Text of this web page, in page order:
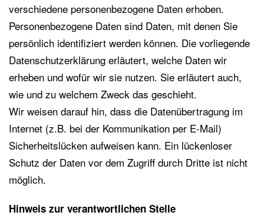
verschiedene personenbezogene Daten erhoben.
Personenbezogene Daten sind Daten, mit denen Sie
persönlich identifiziert werden können. Die vorliegende
Datenschutzerklärung erläutert, welche Daten wir
erheben und wofür wir sie nutzen. Sie erläutert auch,
wie und zu welchem Zweck das geschieht.
Wir weisen darauf hin, dass die Datenübertragung im
Internet (z.B. bei der Kommunikation per E-Mail)
Sicherheitslücken aufweisen kann. Ein lückenloser
Schutz der Daten vor dem Zugriff durch Dritte ist nicht
möglich.
Hinweis zur verantwortlichen Stelle